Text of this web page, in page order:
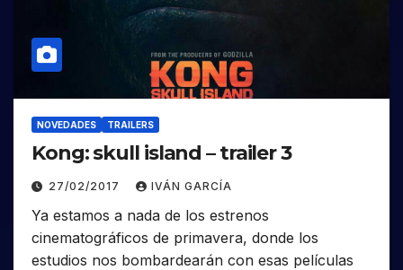
NOVEDADES TRAILERS
Kong: skull island – trailer 3
27/02/2017 IVÁN GARCÍA
Ya estamos a nada de los estrenos
cinematográficos de primavera, donde los
estudios nos bombardearán con esas películas